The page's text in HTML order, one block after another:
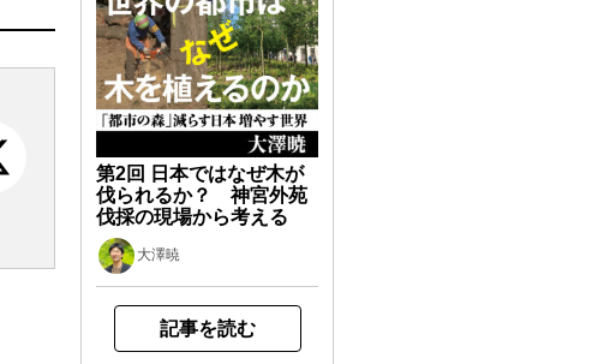
第2回 日本ではなぜ木が
伐られるか？ 神宮外苑
伐採の現場から考える
大澤暁
記事を読む